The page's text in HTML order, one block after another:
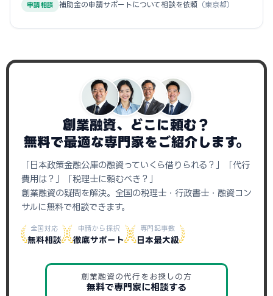
申請相談 補助金の申請サポートについて相談を依頼 （東京都）
創業融資、どこに頼む？
無料で最適な専門家をご紹介します。
「日本政策金融公庫の融資っていくら借りられる？」「代行
費用は？」「税理士に頼むべき？」
創業融資の疑問を解決。全国の税理士・行政書士・融資コン
サルに無料で相談できます。
全国対応
無料相談
申請から採択
徹底サポート
専門記事数
日本最大級
創業融資の代行をお探しの方
無料で専門家に相談する